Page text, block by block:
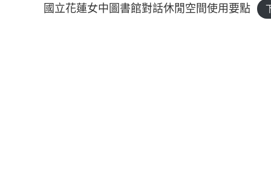
國立花蓮女中圖書館對話休閒空間使用要點